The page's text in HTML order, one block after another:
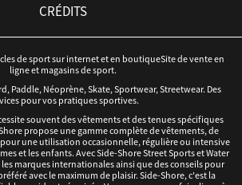
CRÉDITS
de sport sur internet et en boutiqueSite de vente en
ligne et magasins de sport.
Paddle, Néoprène, Skate, Sportwear, Streetwear. Des
pour vos pratiques sportives.
souvent des vêtements et des tenues spécifiques
propose une gamme complète de vêtements, de
une utilisation occasionnelle, régulière ou intensive
et les enfants. Avec Side-Shore Street Sports et Water
marques internationales ainsi que des conseils pour
avec le maximum de plaisir. Side-Shore, c'est la